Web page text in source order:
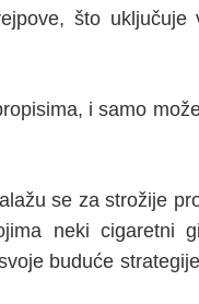
što uključuje
i samo
se za strožije
neki cigaretni
buduće